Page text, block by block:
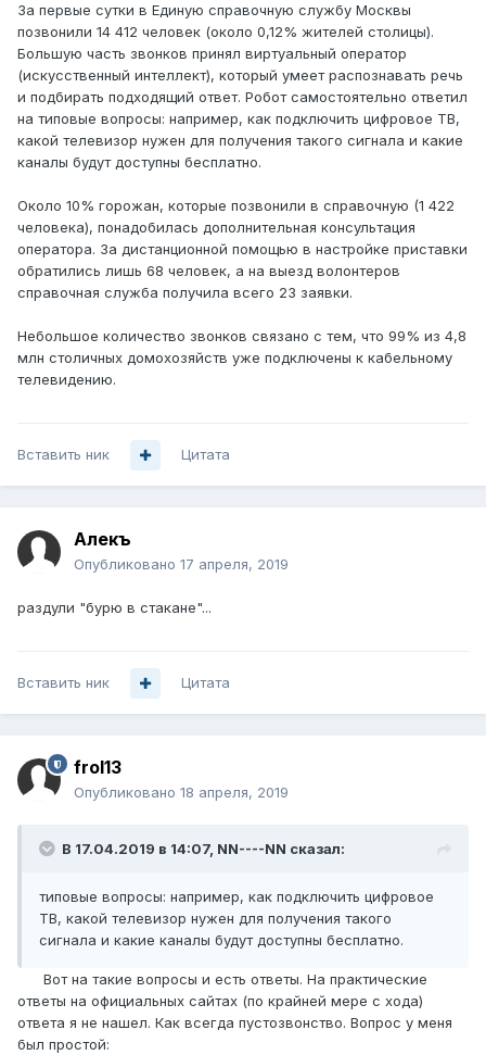
За первые сутки в Единую справочную службу Москвы
позвонили 14 412 человек (около 0,12% жителей столицы).
Большую часть звонков принял виртуальный оператор
(искусственный интеллект), который умеет распознавать речь
и подбирать подходящий ответ. Робот самостоятельно ответил
на типовые вопросы: например, как подключить цифровое ТВ,
какой телевизор нужен для получения такого сигнала и какие
каналы будут доступны бесплатно.
Около 10% горожан, которые позвонили в справочную (1 422
человека), понадобилась дополнительная консультация
оператора. За дистанционной помощью в настройке приставки
обратились лишь 68 человек, а на выезд волонтеров
справочная служба получила всего 23 заявки.
Небольшое количество звонков связано с тем, что 99% из 4,8
млн столичных домохозяйств уже подключены к кабельному
телевидению.
Вставить ник Цитата
Алекъ
Опубликовано 17 апреля, 2019
раздули "бурю в стакане"...
Вставить ник Цитата
frol13
Опубликовано 18 апреля, 2019
В 17.04.2019 в 14:07, NN----NN сказал:
типовые вопросы: например, как подключить цифровое
ТВ, какой телевизор нужен для получения такого
сигнала и какие каналы будут доступны бесплатно.
Вот на такие вопросы и есть ответы. На практические
ответы на официальных сайтах (по крайней мере с хода)
ответа я не нашел. Как всегда пустозвонство. Вопрос у меня
был простой: